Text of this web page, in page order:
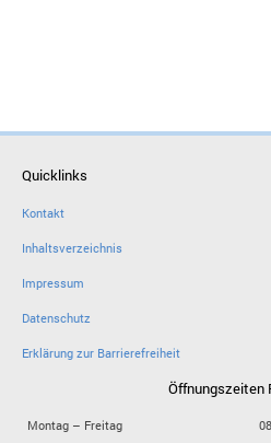
Quicklinks
Kontakt
Inhaltsverzeichnis
Impressum
Datenschutz
Erklärung zur Barrierefreiheit
Öffnungszeiten
Montag – Freitag